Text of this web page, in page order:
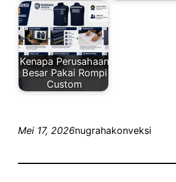
Kenapa Perusahaan
Besar Pakai Rompi
Custom
Mei 17, 2026nugrahakonveksi